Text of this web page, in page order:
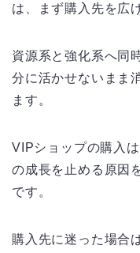
は、まず購入先を広
資源系と強化系へ同
分に活かせないまま
ます。
VIPショップの購入
の成長を止める原因
です。
購入先に迷った場合